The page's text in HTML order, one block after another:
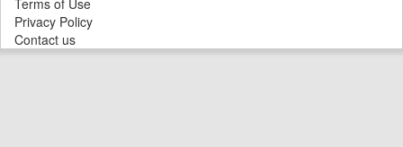
Terms of Use
Privacy Policy
Contact us